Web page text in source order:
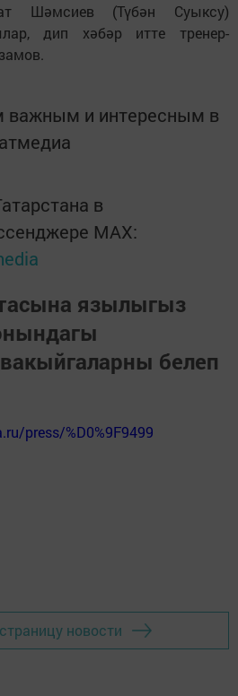
Шәмсиев (Түбән Суыксу)
дип хәбәр итте тренер-
важным и интересным в
в
MАХ:
язылыгыз
белеп
press/%D0%9F9499
новости